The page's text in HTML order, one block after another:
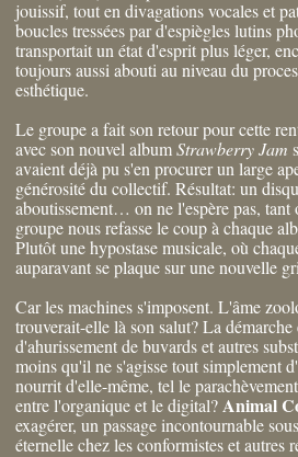
jouissif, tout en divagations vocales et
boucles tressées par d'espiègles lutins
transportait un état d'esprit plus léger,
toujours aussi abouti au niveau du
esthétique.
Le groupe a fait son retour pour cette
avec son nouvel albumStrawberry Jam
avaient déjà pu s'en procurer un large
générosité du collectif. Résultat: un
aboutissement… on ne l'espère pas, tant
groupe nous refasse le coup à chaque
Plutôt une hypostase musicale, où
auparavant se plaque sur une nouvelle
Car les machines s'imposent. L'âme
trouverait-elle là son salut? La démarche
d'ahurissement de buvards et autres
moins qu'il ne s'agisse tout simplement
nourrit d'elle-même, tel le
entre l'organique et le digital?Animal
exagérer, un passage incontournable
éternelle chez les conformistes et autres